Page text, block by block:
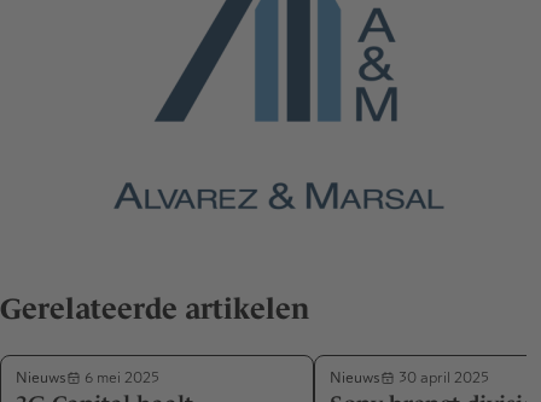
Gerelateerde artikelen
Nieuws 6 mei 2025 Nieuws 30 april 2025